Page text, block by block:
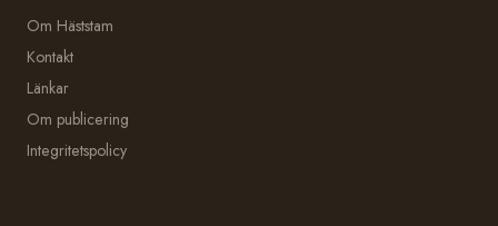
Om Häststam
Kontakt
Länkar
Om publicering
Integritetspolicy